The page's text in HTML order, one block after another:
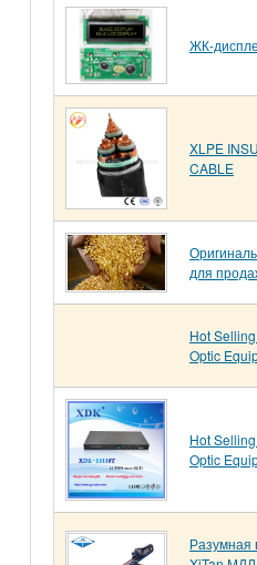
ЖК-
XLPE
CABLE
для
Hot
Optic
Hot
Optic
Разумная